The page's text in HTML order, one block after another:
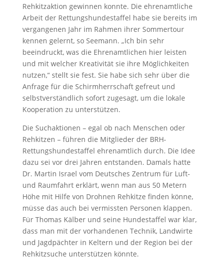
Rehkitzaktion gewinnen konnte. Die ehrenamtliche
Arbeit der Rettungshundestaffel habe sie bereits im
vergangenen Jahr im Rahmen ihrer Sommertour
kennen gelernt, so Seemann. „Ich bin sehr
beeindruckt, was die Ehrenamtlichen hier leisten
und mit welcher Kreativität sie ihre Möglichkeiten
nutzen,“ stellt sie fest. Sie habe sich sehr über die
Anfrage für die Schirmherrschaft gefreut und
selbstverständlich sofort zugesagt, um die lokale
Kooperation zu unterstützen.
Die Suchaktionen – egal ob nach Menschen oder
Rehkitzen – führen die Mitglieder der BRH-
Rettungshundestaffel ehrenamtlich durch. Die Idee
dazu sei vor drei Jahren entstanden. Damals hatte
Dr. Martin Israel vom Deutsches Zentrum für Luft-
und Raumfahrt erklärt, wenn man aus 50 Metern
Höhe mit Hilfe von Drohnen Rehkitze finden könne,
müsse das auch bei vermissten Personen klappen.
Für Thomas Kälber und seine Hundestaffel war klar,
dass man mit der vorhandenen Technik, Landwirte
und Jagdpächter in Keltern und der Region bei der
Rehkitzsuche unterstützen könnte.